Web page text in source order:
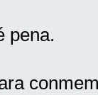
pena.